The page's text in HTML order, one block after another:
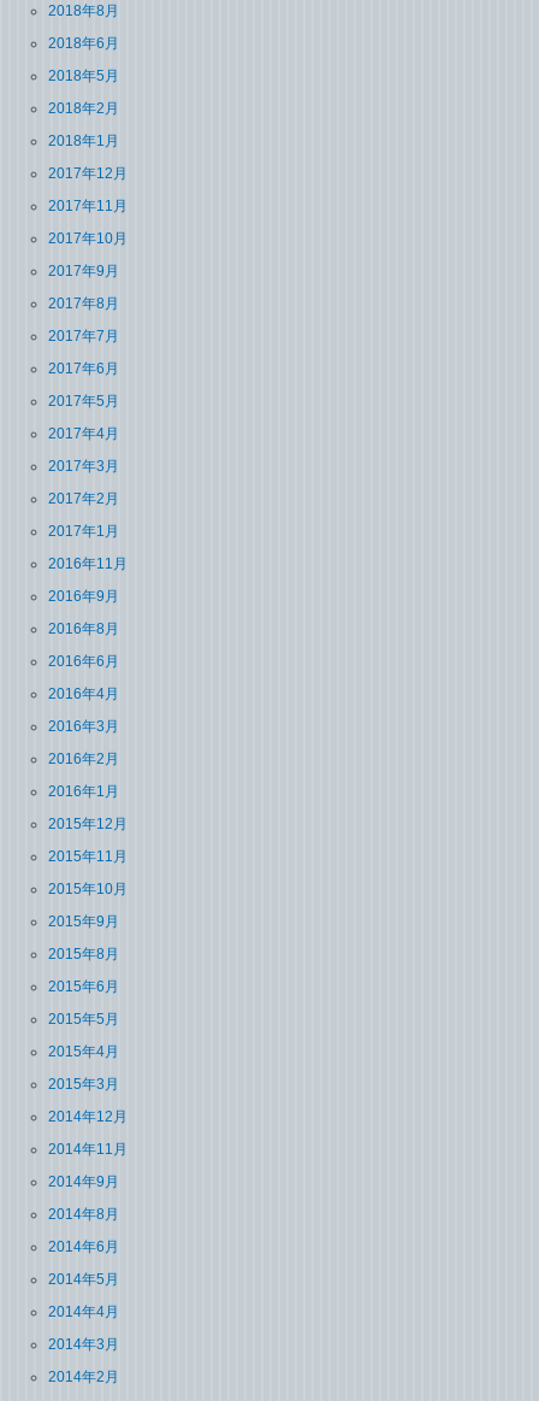
2018年8月
2018年6月
2018年5月
2018年2月
2018年1月
2017年12月
2017年11月
2017年10月
2017年9月
2017年8月
2017年7月
2017年6月
2017年5月
2017年4月
2017年3月
2017年2月
2017年1月
2016年11月
2016年9月
2016年8月
2016年6月
2016年4月
2016年3月
2016年2月
2016年1月
2015年12月
2015年11月
2015年10月
2015年9月
2015年8月
2015年6月
2015年5月
2015年4月
2015年3月
2014年12月
2014年11月
2014年9月
2014年8月
2014年6月
2014年5月
2014年4月
2014年3月
2014年2月